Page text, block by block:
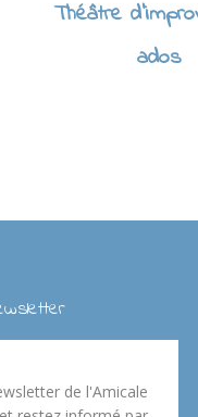
Théâtre
ados
de l'Amicale